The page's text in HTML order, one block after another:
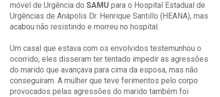
móvel de Urgência do SAMU para o Hospital Estadual de
Urgências de Anápolis Dr. Henrique Santillo (HEANA), mas
acabou não resistindo e morreu no hospital.
Um casal que estava com os envolvidos testemunhou o
ocorrido, eles disseram ter tentado impedir as agressões
do marido que avançava para cima da esposa, mas não
conseguiram. A mulher que teve ferimentos pelo corpo
provocados pelas agressões do marido também foi